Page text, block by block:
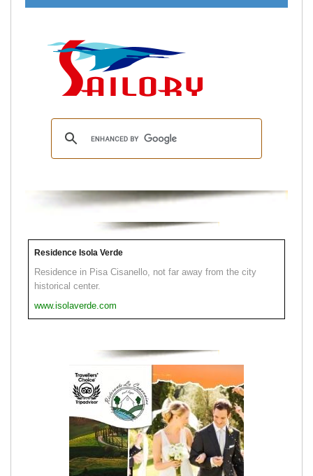
Residence Isola Verde
Residence in Pisa Cisanello, not far away from the city
historical center.
www.isolaverde.com